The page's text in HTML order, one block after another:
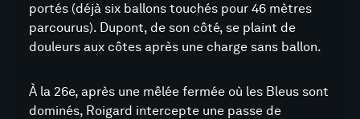
portés (déjà six ballons touchés pour 46 mètres
parcourus). Dupont, de son côté, se plaint de
douleurs aux côtes après une charge sans ballon.
À la 26e, après une mêlée fermée où les Bleus sont
dominés, Roigard intercepte une passe de